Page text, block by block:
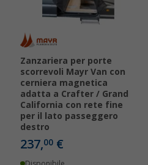
Zanzariera per porte
scorrevoli Mayr Van con
cerniera magnetica
adatta a Crafter / Grand
California con rete fine
per il lato passeggero
destro
237,00 €